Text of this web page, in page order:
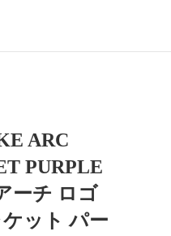
ARC
PURPLE
ーチ ロゴ
ット パー